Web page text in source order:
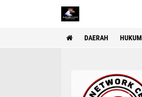
DAERAH HUKUM